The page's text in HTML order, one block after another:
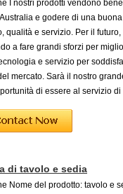
I nostri prodotti vendono
e godere di una
qualità e servizio. Per il futuro,
a fare grandi sforzi per
e servizio per
mercato. Sarà il nostro
di essere al servizio di
di tavolo e sedia
Nome del prodotto: tavolo e